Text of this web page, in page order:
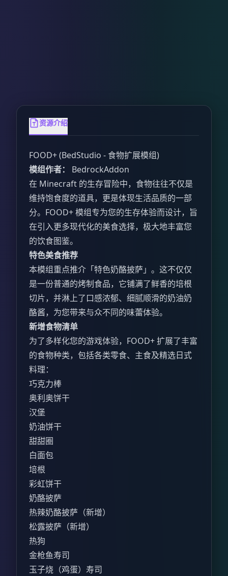
资源介绍
FOOD+ (BedStudio - 食物扩展模组)
模组作者：
BedrockAddon
在 Minecraft 的生存冒险中，食物往往不仅是
维持饱食度的道具，更是体现生活品质的一部
分。FOOD+ 模组专为您的生存体验而设计，旨
在引入更多现代化的美食选择，极大地丰富您
的饮食图鉴。
特色美食推荐
本模组重点推介「特色奶酪披萨」。这不仅仅
是一份普通的烤制食品，它铺满了鲜香的培根
切片，并淋上了口感浓郁、细腻顺滑的奶油奶
酪酱，为您带来与众不同的味蕾体验。
新增食物清单
为了多样化您的游戏体验，FOOD+ 扩展了丰富
的食物种类，包括各类零食、主食及精选日式
料理：
巧克力棒
奥利奥饼干
汉堡
奶油饼干
甜甜圈
白面包
培根
彩虹饼干
奶酪披萨
热辣奶酪披萨（新增）
松露披萨（新增）
热狗
金枪鱼寿司
玉子烧（鸡蛋）寿司